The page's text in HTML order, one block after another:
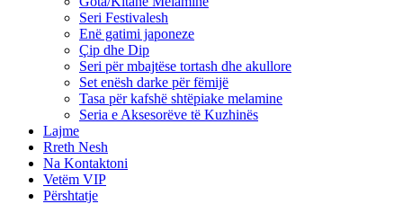
Seri Festivalesh
Enë gatimi japoneze
Çip dhe Dip
Seri për mbajtëse tortash dhe akullore
Set enësh darke për fëmijë
Tasa për kafshë shtëpiake melamine
Seria e Aksesorëve të Kuzhinës
Lajme
Rreth Nesh
Na Kontaktoni
Vetëm VIP
Përshtatje